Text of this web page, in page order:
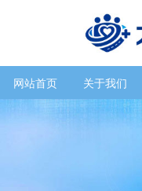
网站首页 关于我们